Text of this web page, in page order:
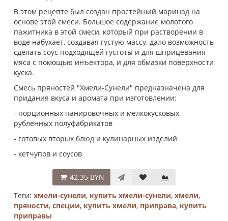
В этом рецепте был создан простейший маринад на
основе этой смеси. Большое содержание молотого
пажитника в этой смеси, который при растворении в
воде набухает, создавая густую массу, дало возможность
сделать соус подходящей густоты и для шприцевания
мяса с помощью инъектора, и для обмазки поверхности
куска.
Смесь пряностей "Хмели-Сунели" предназначена для
придания вкуса и аромата при изготовлении:
- порционных панировочных и мелкокусковых,
рубленных полуфабрикатов
- готовых вторых блюд и кулинарных изделий
- кетчупов и соусов
42.35 BYN
Теги: хмели-сунели, купить хмели-сунели, хмели,
пряности, специи, купить хмели, приправа, купить
приправы